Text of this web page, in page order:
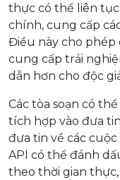
thực có thể liên
chính, cung cấp
Điều này cho
cung cấp trải
dẫn hơn cho độc
Các tòa soạn có
tích hợp vào đưa
đưa tin về các
API có thể đánh
theo thời gian